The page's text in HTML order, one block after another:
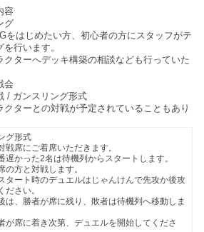
容
グ
をはじめたい方、初心者の方にスタッフがテ
を行います。
クターへデッキ構築の相談なども行っていた
会
/ ガンスリング形式
クターとの対戦が予定されていることもあり
グ形式
戦席にご着席いただきます。
遅かった2名は待機列からスタートします。
の方と対戦します。
タート時のデュエルはじゃんけんで先攻か後攻
ださい。
は、勝者が席に残り、敗者は待機列へ移動しま
が席に着き次第、デュエルを開始してくださ